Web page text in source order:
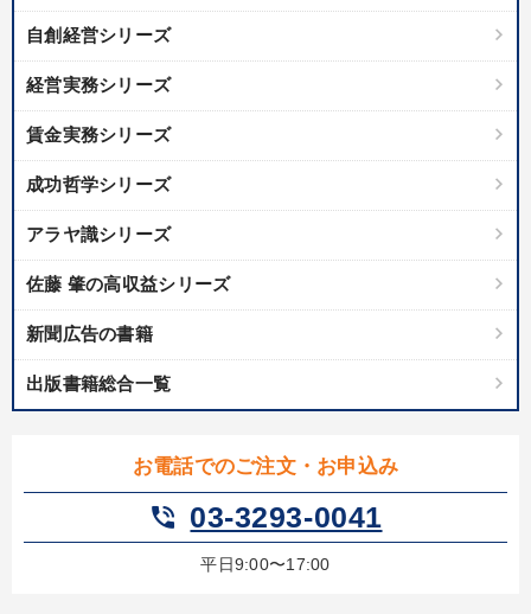
【3月】音声・映像
経営戦略・経営実務
全国経営者セミナー収録〈売れ筋・人気ランキング〉＆新刊・好
評講話
最新刊・戦略参謀ChatGPT実戦法と中小企業のDXと講話ご案内
改善・生産性向上 最新技術・トレンド
後継社長・アトツギ
目的別
自創経営シリーズ
経営実務シリーズ
賃金実務シリーズ
成功哲学シリーズ
アラヤ識シリーズ
佐藤 肇の高収益シリーズ
新聞広告の書籍
出版書籍総合一覧
お電話でのご注文・お申込み
phone_in_talk 03-3293-0041
平日9:00〜17:00